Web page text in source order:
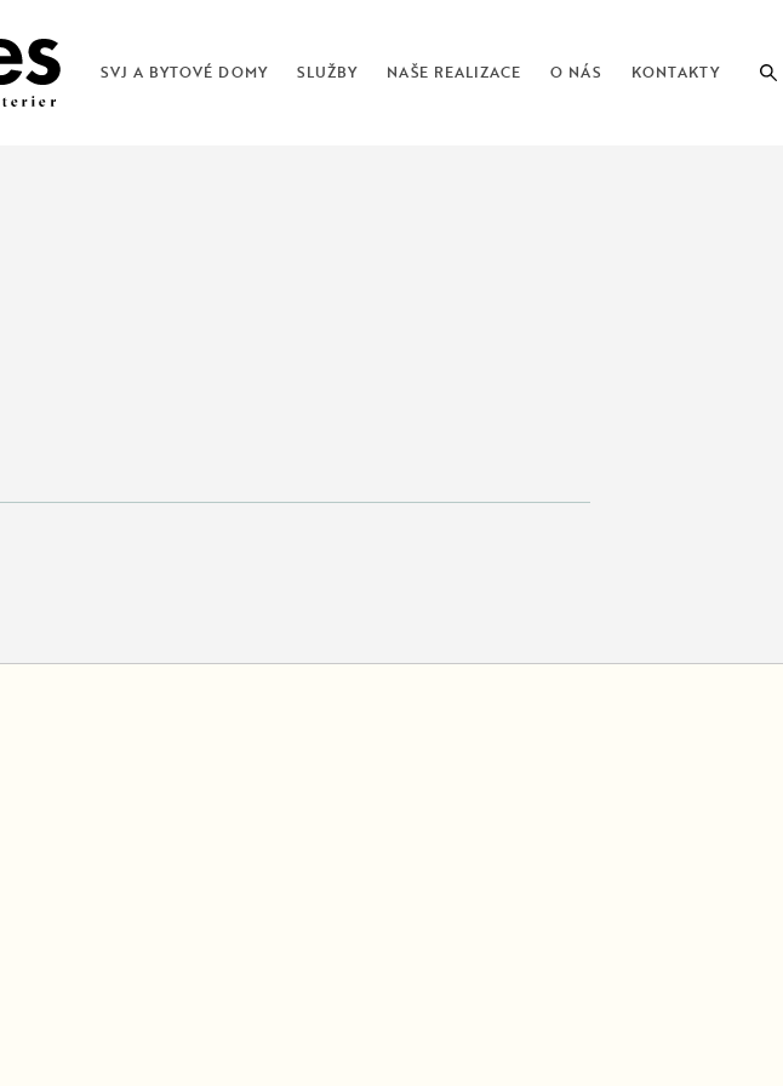
SVJ A BYTOVÉ DOMY SLUŽBY NAŠE REALIZACE O NÁS KONTAKTY